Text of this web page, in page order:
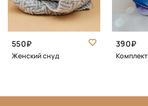
550
Женский снуд
390
Комплект